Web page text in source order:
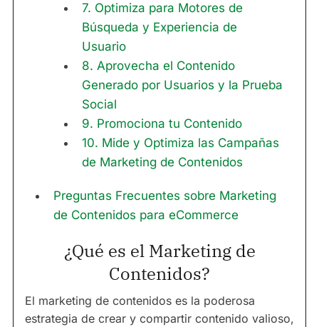
7. Optimiza para Motores de
Búsqueda y Experiencia de
Usuario
8. Aprovecha el Contenido
Generado por Usuarios y la Prueba
Social
9. Promociona tu Contenido
10. Mide y Optimiza las Campañas
de Marketing de Contenidos
Preguntas Frecuentes sobre Marketing
de Contenidos para eCommerce
¿Qué es el Marketing de
Contenidos?
El marketing de contenidos es la poderosa
estrategia de crear y compartir contenido valioso,